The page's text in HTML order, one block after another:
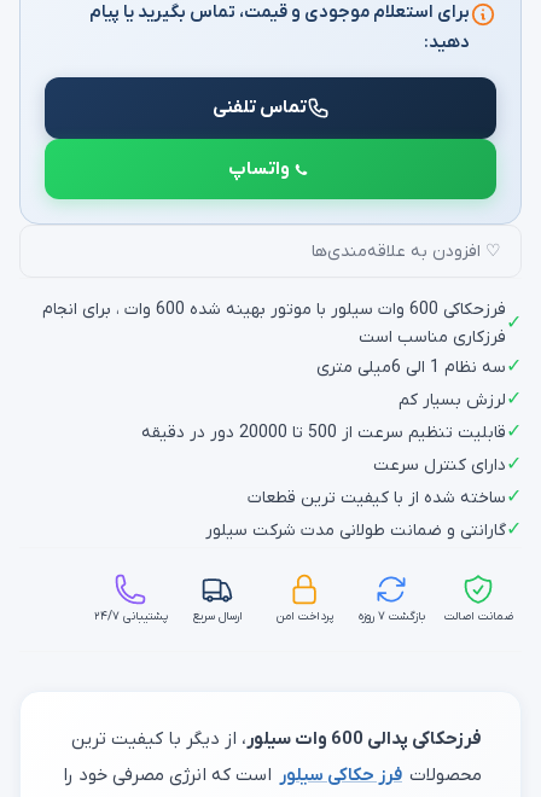
برای استعلام موجودی و قیمت، تماس بگیرید یا پیام
دهید:
تماس تلفنی
واتساپ
♡ افزودن به علاقه‌مندی‌ها
✓
فرزحکاکی 600 وات سیلور با موتور بهینه شده 600 وات ، برای انجام
فرزکاری مناسب است
✓سه نظام 1 الی 6میلی متری
✓لرزش بسیار کم
✓قابلیت تنظیم سرعت از 500 تا 20000 دور در دقیقه
✓دارای کنترل سرعت
✓ساخته شده از با کیفیت ترین قطعات
✓گارانتی و ضمانت طولانی مدت شرکت سیلور
ضمانت اصالت بازگشت ۷ روزه پرداخت امن ارسال سریع پشتیبانی ۲۴/۷
فرزحکاکی پدالی 600 وات سیلور
، از دیگر با کیفیت ترین
محصولات فرز حکاکی سیلور است که انرژی مصرفی خود را